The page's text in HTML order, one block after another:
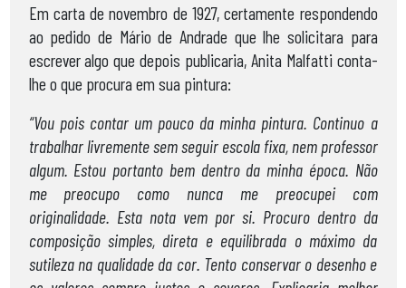
Em carta de novembro de 1927, certamente respondendo
ao pedido de Mário de Andrade que lhe solicitara para
escrever algo que depois publicaria, Anita Malfatti conta-
lhe o que procura em sua pintura:
“Vou pois contar um pouco da minha pintura. Continuo a
trabalhar livremente sem seguir escola fixa, nem professor
algum. Estou portanto bem dentro da minha época. Não
me preocupo como nunca me preocupei com
originalidade. Esta nota vem por si. Procuro dentro da
composição simples, direta e equilibrada o máximo da
sutileza na qualidade da cor. Tento conservar o desenho e